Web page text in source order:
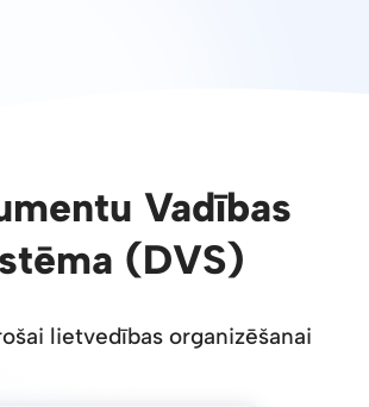
Vadības
(DVS)
lietvedības organizēšanai